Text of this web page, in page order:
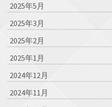
2025年5月
2025年3月
2025年2月
2025年1月
2024年12月
2024年11月